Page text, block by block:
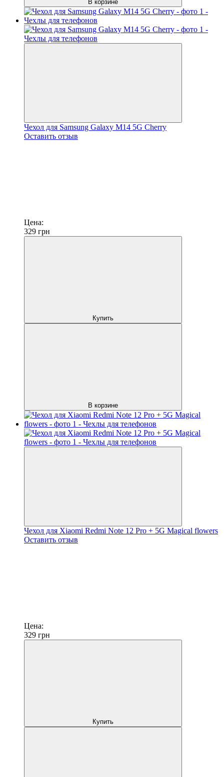
В корзине
Чехол для Samsung Galaxy M14 5G Cherry
Оставить отзыв
Цена:
329 грн
Купить
В корзине
Чехол для Xiaomi Redmi Note 12 Pro + 5G Magical flowers
Оставить отзыв
Цена:
329 грн
Купить